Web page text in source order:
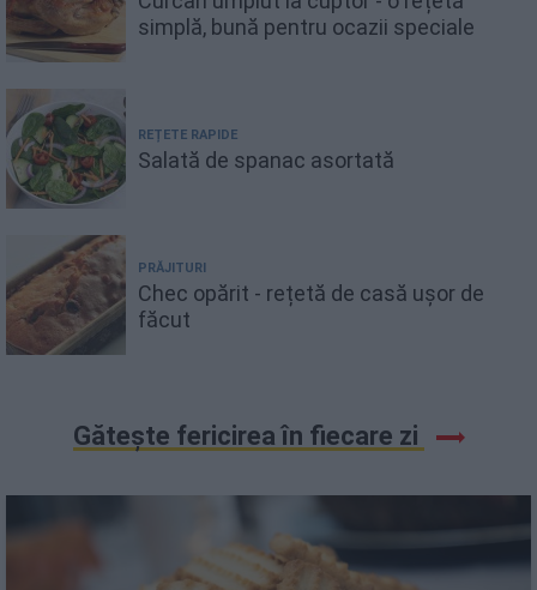
simplă, bună pentru ocazii speciale
REȚETE RAPIDE
Salată de spanac asortată
PRĂJITURI
Chec opărit - rețetă de casă ușor de
făcut
Gătește fericirea în fiecare zi